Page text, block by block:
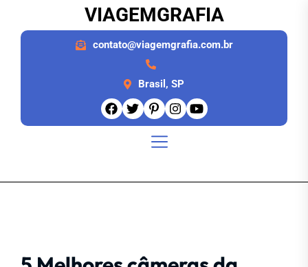
VIAGEMGRAFIA
contato@viagemgrafia.com.br
Brasil, SP